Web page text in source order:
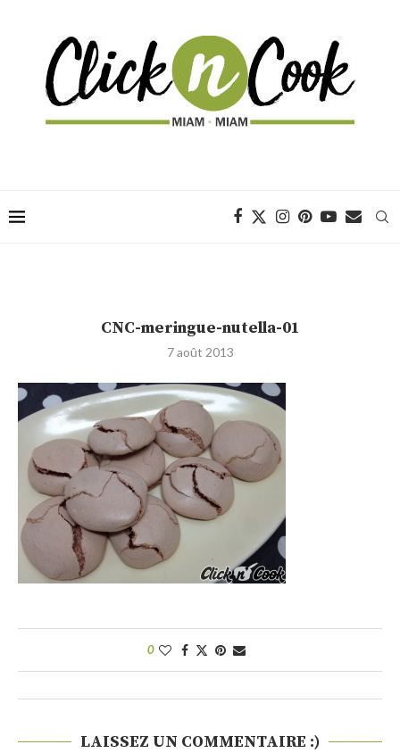
CNC-meringue-nutella-01
7 août 2013
0
LAISSEZ UN COMMENTAIRE :)